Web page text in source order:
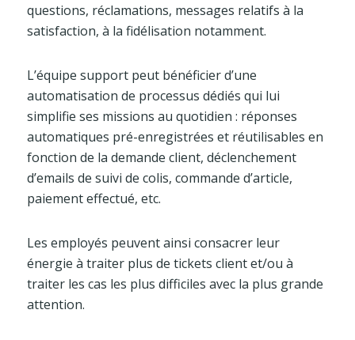
questions, réclamations, messages relatifs à la
satisfaction, à la fidélisation notamment.
L’équipe support peut bénéficier d’une
automatisation de processus dédiés qui lui
simplifie ses missions au quotidien : réponses
automatiques pré-enregistrées et réutilisables en
fonction de la demande client, déclenchement
d’emails de suivi de colis, commande d’article,
paiement effectué, etc.
Les employés peuvent ainsi consacrer leur
énergie à traiter plus de tickets client et/ou à
traiter les cas les plus difficiles avec la plus grande
attention.